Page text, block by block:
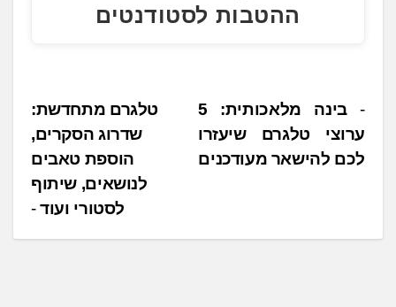
ההטבות לסטודנטים
נ
י
ו
ט
טלגרם מתחדשת:
שדרוג הסקרים,
הוספת טאבים
לנושאים, שיתוף
לסטורי ועוד
בינה מלאכותית: 5
ערוצי טלגרם שיעזרו
לכם להישאר מעודכנים